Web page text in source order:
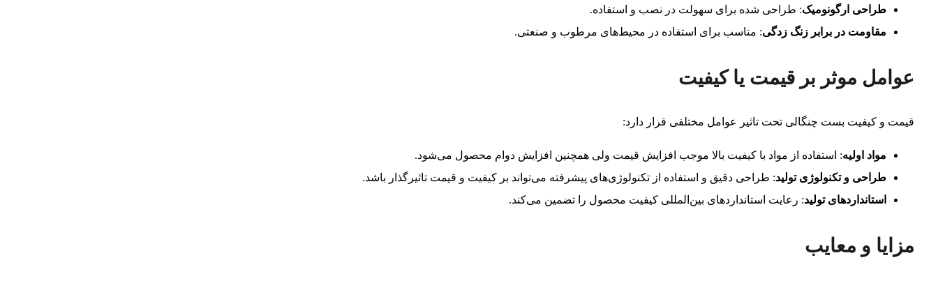
طراحی ارگونومیک: طراحی شده برای سهولت در نصب و استفاده.
مقاومت در برابر زنگ زدگی: مناسب برای استفاده در محیط‌های مرطوب و صنعتی.
عوامل موثر بر قیمت یا کیفیت
قیمت و کیفیت بست چنگالی تحت تاثیر عوامل مختلفی قرار دارد:
مواد اولیه: استفاده از مواد با کیفیت بالا موجب افزایش قیمت ولی همچنین افزایش دوام محصول می‌شود.
طراحی و تکنولوژی تولید: طراحی دقیق و استفاده از تکنولوژی‌های پیشرفته می‌تواند بر کیفیت و قیمت تاثیرگذار باشد.
استانداردهای تولید: رعایت استانداردهای بین‌المللی کیفیت محصول را تضمین می‌کند.
مزایا و معایب